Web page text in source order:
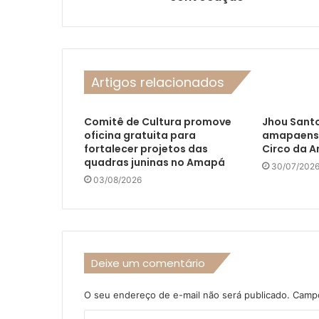
Artigos relacionados
Comitê de Cultura promove
oficina gratuita para
fortalecer projetos das
quadras juninas no Amapá
03/08/2026
Jhou
Circo da
30/07/2026
Deixe um comentário
O seu endereço de e-mail não será publicado.